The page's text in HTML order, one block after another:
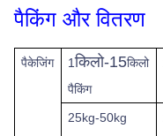
पैकिंग और वितरण
पैकेजिंग 1किलो-15किलो
पैकिंग
25kg-50kg